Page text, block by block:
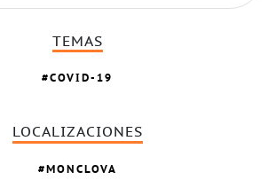
TEMAS
COVID-19
LOCALIZACIONES
MONCLOVA